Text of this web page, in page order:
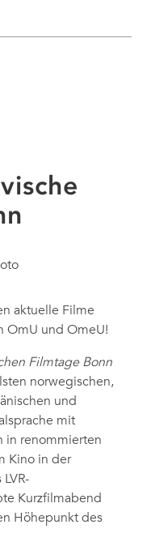
aktuelle Filme
OmU und OmeU!
Filmtage Bonn
norwegischen,
und
mit
in renommierten
Kino in der
Kurzfilmabend
Höhepunkt des